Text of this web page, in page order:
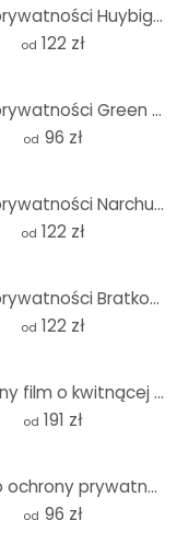
Film o prywatności Huybighs - Spokojna chwila - Panorama
od 122 zł
Film o prywatności Green Buddha - Panorama
od 96 zł
Film o prywatności Narchuk - Dwa podróżujące żółwie - Panorama
od 122 zł
Film o prywatności Bratkovic - Podere Belvedere - Pa
od 122 zł
Prywatny film o kwitnącej lawendzie w Prowansji -
od 191 zł
Folia do ochrony prywatności Holland tiles 03 - Panorama
od 96 zł